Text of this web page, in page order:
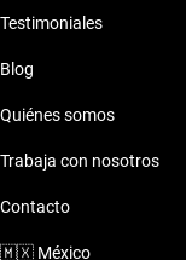
Testimoniales
Blog
Quiénes somos
Trabaja con nosotros
Contacto
🇲🇽 México